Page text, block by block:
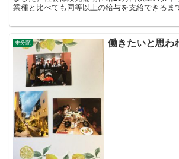
業種と比べても同等以上の給与を支給できるま
未分類 働きたいと思わ